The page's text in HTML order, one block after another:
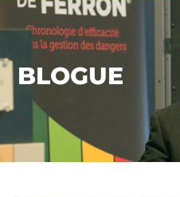
BLOGUE